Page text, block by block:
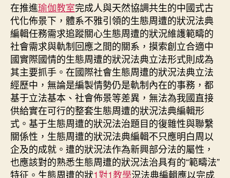
在推進瑜伽教室完成人與天然協調共生的中國式古
代化佈景下，體系不雅引領的生態周遭的狀況法典
編輯任務需求追蹤關心生態周遭的狀況維護範疇的
社會需求與軌制回應之間的關系，摸索創立合適中
國實際國情的生態周遭的狀況法典立法形式則成為
其主要抓手。在國際社會生態周遭的狀況法典立法
經歷中，無論是編製情勢仍是軌制內在的事務，都
基于立法基本、社會佈景等差異，無法為我國直接
供給實在可行的整套生態周遭的狀況法典編輯形
式。基于生態周遭的狀況法治題目的復雜性與聯繫
關係性，生態周遭的狀況法典編輯不只應明白周以
企及的成就。遭的狀況法作為新興部分法的屬性，
也應該對的熟悉生態周遭的狀況法治具有的“範疇法”
特征。生態周遭的狀1對1教學況法典編輯應以完成